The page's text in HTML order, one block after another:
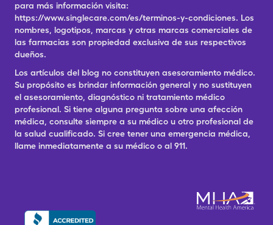
para más información visita:
https://www.singlecare.com/es/terminos-y-condiciones. Los
nombres, logotipos, marcas y otras marcas comerciales de
las farmacias son propiedad exclusiva de sus respectivos
dueños.
Los artículos del blog no constituyen asesoramiento médico.
Su propósito es brindar información general y no sustituyen
el asesoramiento, diagnóstico ni tratamiento médico
profesional. Si tiene alguna pregunta sobre una afección
médica, consulte siempre a su médico u otro profesional de
la salud cualificado. Si cree tener una emergencia médica,
llame inmediatamente a su médico o al 911.